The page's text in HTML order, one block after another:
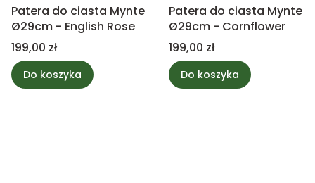
Patera do ciasta Mynte
Ø29cm - English Rose
Cena
199,00 zł
Do koszyka
Patera do ciasta Mynte
Ø29cm - Cornflower
Cena
199,00 zł
Do koszyka